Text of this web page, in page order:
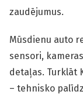
zaudējumus.
Mūsdienu auto
sensori,
detaļas. Turklāt
– tehnisko